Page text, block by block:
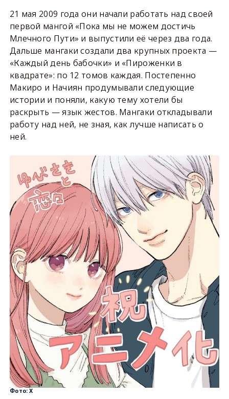
21 мая 2009 года они начали работать над своей
первой мангой «Пока мы не можем достичь
Млечного Пути» и выпустили её через два года.
Дальше мангаки создали два крупных проекта —
«Каждый день бабочки» и «Пироженки в
квадрате»: по 12 томов каждая. Постепенно
Макиро и Начиян продумывали следующие
истории и поняли, какую тему хотели бы
раскрыть — язык жестов. Мангаки откладывали
работу над ней, не зная, как лучше написать о
ней.
Фото: X